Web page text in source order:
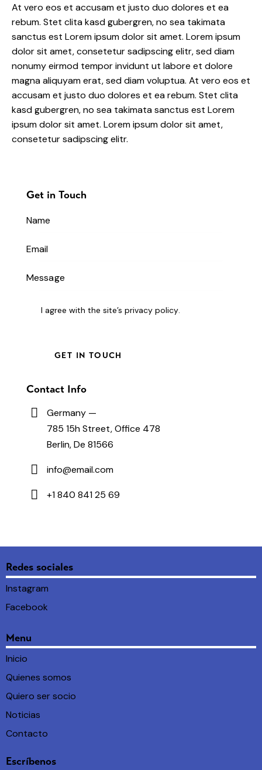
At vero eos et accusam et justo duo dolores et ea
rebum. Stet clita kasd gubergren, no sea takimata
sanctus est Lorem ipsum dolor sit amet. Lorem ipsum
dolor sit amet, consetetur sadipscing elitr, sed diam
nonumy eirmod tempor invidunt ut labore et dolore
magna aliquyam erat, sed diam voluptua. At vero eos et
accusam et justo duo dolores et ea rebum. Stet clita
kasd gubergren, no sea takimata sanctus est Lorem
ipsum dolor sit amet. Lorem ipsum dolor sit amet,
consetetur sadipscing elitr.
Get in Touch
I agree with the site’sprivacy policy.
Contact Info
Germany —
785 15h Street, Office 478
Berlin, De 81566
info@email.com
+1 840 841 25 69
Redes sociales
Instagram
Facebook
Menu
Inicio
Quienes somos
Quiero ser socio
Noticias
Contacto
Escríbenos